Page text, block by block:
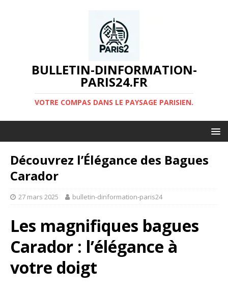
BULLETIN-DINFORMATION-
PARIS24.FR
VOTRE COMPAS DANS LE PAYSAGE PARISIEN.
Découvrez l’Élégance des Bagues
Carador
27 mars 2025 bulletin-dinformation-paris24
Les magnifiques bagues
Carador : l’élégance à
votre doigt